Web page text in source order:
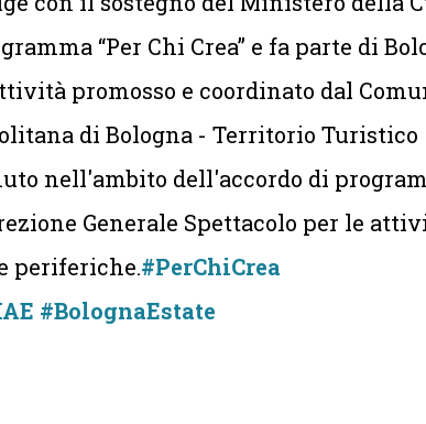
“Per Chi Crea” e fa parte di
promosso e coordinato dal
di Bologna - Territorio Turistico
nell'ambito dell'accordo di
Generale Spettacolo per le
periferiche.#PerChiCrea
#BolognaEstate